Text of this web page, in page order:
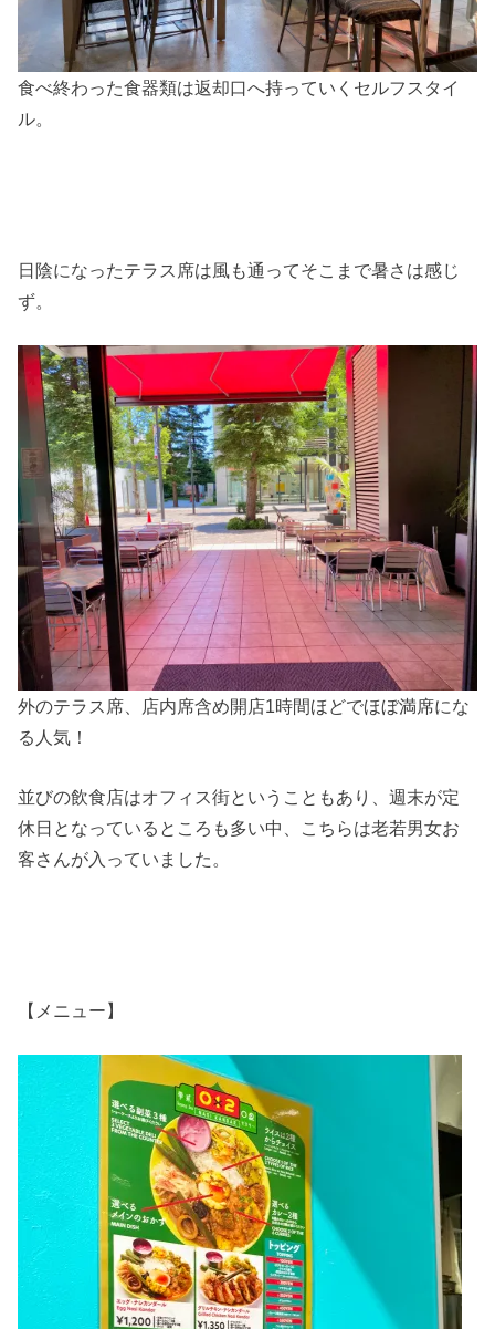
食べ終わった食器類は返却口へ持っていくセルフスタイ
ル。
日陰になったテラス席は風も通ってそこまで暑さは感じ
ず。
外のテラス席、店内席含め開店1時間ほどでほぼ満席にな
る人気！
並びの飲食店はオフィス街ということもあり、週末が定
休日となっているところも多い中、こちらは老若男女お
客さんが入っていました。
【メニュー】